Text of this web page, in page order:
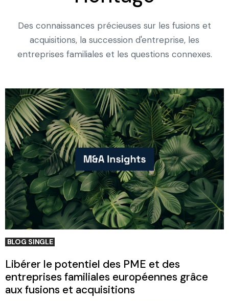
Des connaissances précieuses sur les fusions et
acquisitions, la succession d'entreprise, les
entreprises familiales et les questions connexes.
BLOG SINGLE
Libérer le potentiel des PME et des
entreprises familiales européennes grâce
aux fusions et acquisitions